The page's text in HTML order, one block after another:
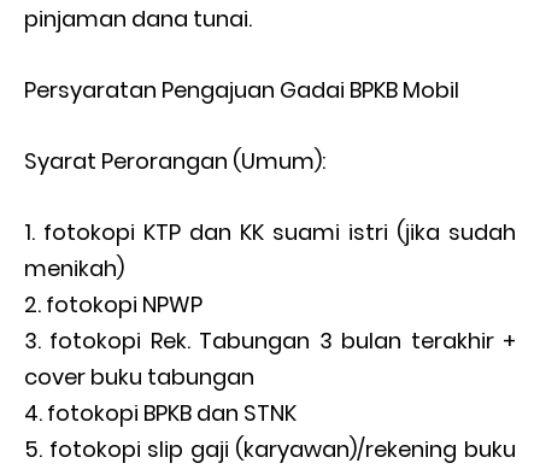
pinjaman dana tunai.
Persyaratan Pengajuan Gadai BPKB Mobil
Syarat Perorangan (Umum):
fotokopi KTP dan KK suami istri (jika sudah
menikah)
fotokopi NPWP
fotokopi Rek. Tabungan 3 bulan terakhir +
cover buku tabungan
fotokopi BPKB dan STNK
fotokopi slip gaji (karyawan)/rekening buku